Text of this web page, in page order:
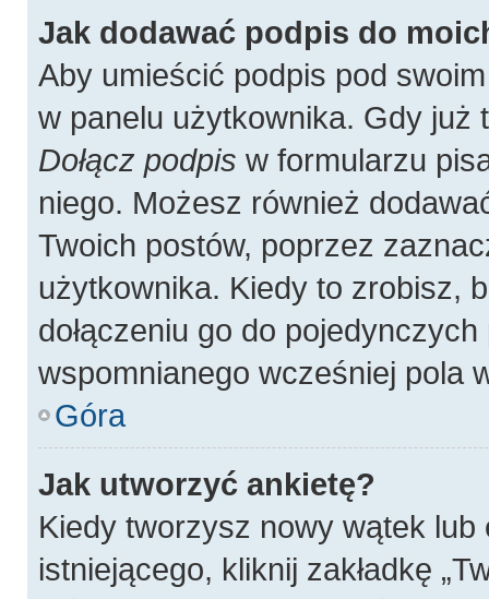
Jak dodawać podpis do
Aby umieścić podpis pod
w panelu użytkownika. Gdy
Dołącz podpis w formularzu
niego. Możesz również
Twoich postów, poprzez
użytkownika. Kiedy to zrobisz,
dołączeniu go do
wspomnianego wcześniej pola
Góra
Jak utworzyć ankietę?
Kiedy tworzysz nowy wątek
istniejącego, kliknij zakładkę